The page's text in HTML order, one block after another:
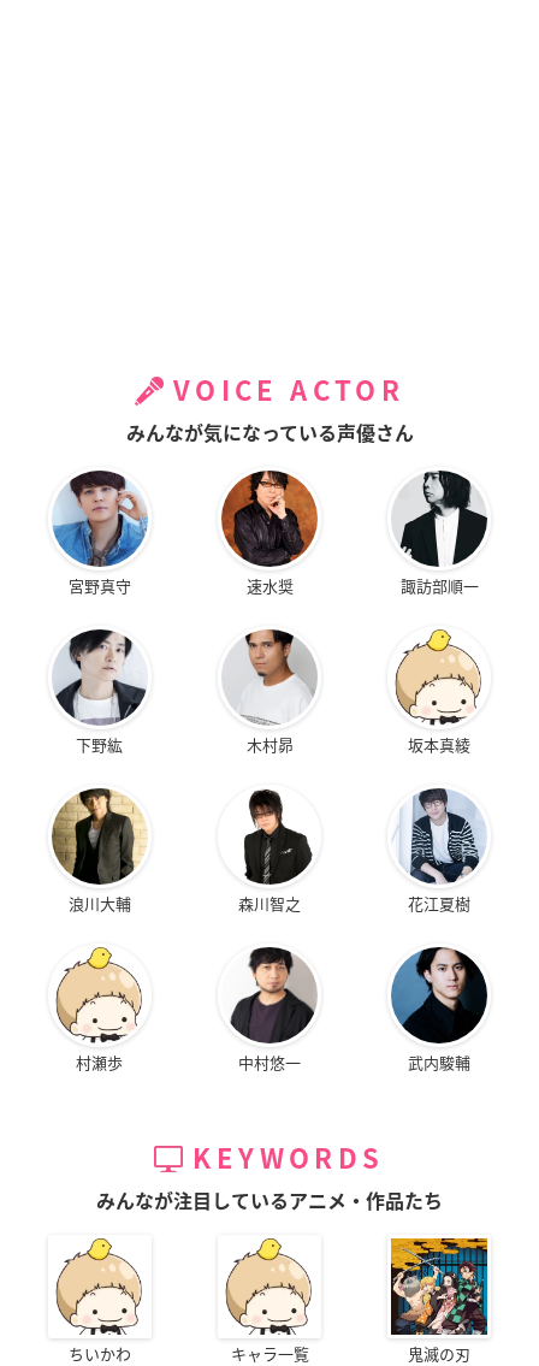
VOICE ACTOR
みんなが気になっている声優さん
宮野真守 速水奨 諏訪部順一
下野紘 木村昴 坂本真綾
浪川大輔 森川智之 花江夏樹
村瀬歩 中村悠一 武内駿輔
KEYWORDS
みんなが注目しているアニメ・作品たち
ちいかわ キャラ一覧 鬼滅の刃